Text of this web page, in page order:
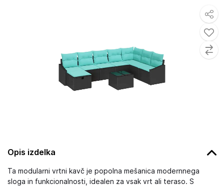
Opis izdelka
Ta modularni vrtni kavč je popolna mešanica modernnega
sloga in funkcionalnosti, idealen za vsak vrt ali teraso. S